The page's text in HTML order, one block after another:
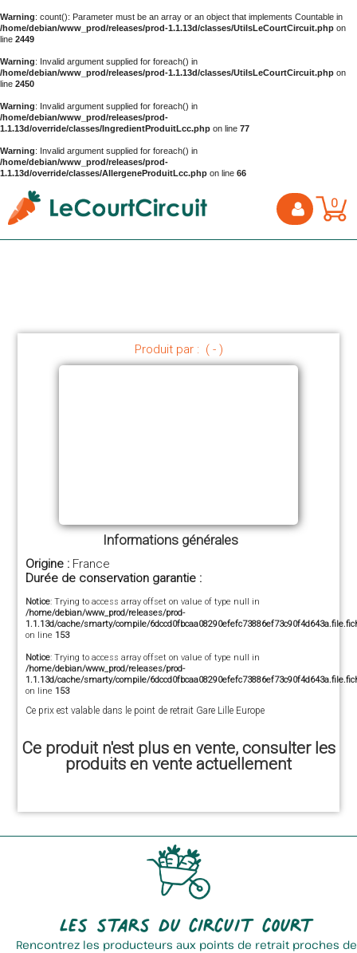
Warning: count(): Parameter must be an array or an object that implements Countable in
/home/debian/www_prod/releases/prod-1.1.13d/classes/UtilsLeCourtCircuit.php on
line 2449
Warning: Invalid argument supplied for foreach() in
/home/debian/www_prod/releases/prod-1.1.13d/classes/UtilsLeCourtCircuit.php on
line 2450
Warning: Invalid argument supplied for foreach() in
/home/debian/www_prod/releases/prod-
1.1.13d/override/classes/IngredientProduitLcc.php on line 77
Warning: Invalid argument supplied for foreach() in
/home/debian/www_prod/releases/prod-
1.1.13d/override/classes/AllergeneProduitLcc.php on line 66
0
Produit par : ( - )
Informations générales
Origine : France
Durée de conservation garantie :
Notice: Trying to access array offset on value of type null in
/home/debian/www_prod/releases/prod-
1.1.13d/cache/smarty/compile/
on line 153
Notice: Trying to access array offset on value of type null in
/home/debian/www_prod/releases/prod-
1.1.13d/cache/smarty/compile/
on line 153
Ce prix est valable dans le point de retrait Gare Lille Europe
Ce produit n'est plus en vente, consulter les
produits en vente actuellement
Les stars du circuit court
Rencontrez les producteurs aux points de retrait proches de